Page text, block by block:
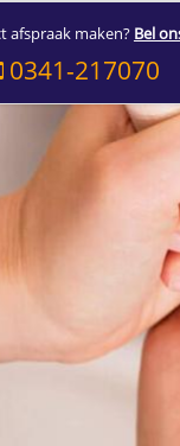
afspraak maken? Bel
0341-217070